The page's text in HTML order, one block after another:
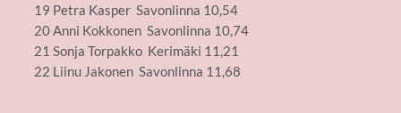
19 Petra Kasper Savonlinna 10,54
20 Anni Kokkonen Savonlinna 10,74
21 Sonja Torpakko Kerimäki 11,21
22 Liinu Jakonen Savonlinna 11,68